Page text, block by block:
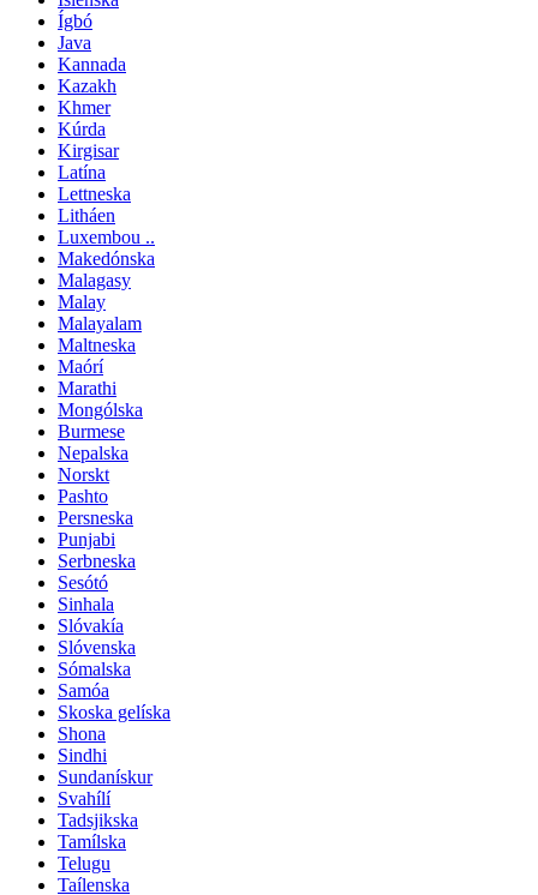
Ígbó
Java
Kannada
Kazakh
Khmer
Kúrda
Kirgisar
Latína
Lettneska
Litháen
Luxembou ..
Makedónska
Malagasy
Malay
Malayalam
Maltneska
Maórí
Marathi
Mongólska
Burmese
Nepalska
Norskt
Pashto
Persneska
Punjabi
Serbneska
Sesótó
Sinhala
Slóvakía
Slóvenska
Sómalska
Samóa
Skoska gelíska
Shona
Sindhi
Sundanískur
Svahílí
Tadsjikska
Tamílska
Telugu
Taílenska